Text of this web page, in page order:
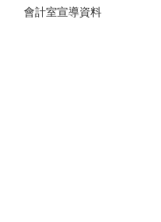
會計室宣導資料